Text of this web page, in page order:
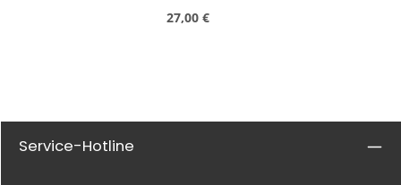
Regulärer Preis:
27,00 €
Service-Hotline